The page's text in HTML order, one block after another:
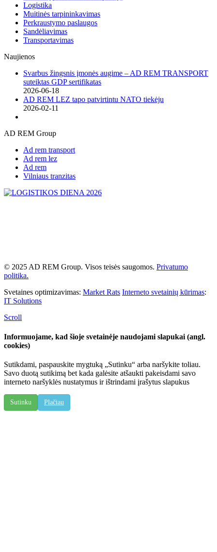
Logistika
Muitinės tarpininkavimas
Perkraustymo paslaugos
Sandėliavimas
Transportavimas
Naujienos
Svarbus žingsnis įmonės augime – AD REM TRANSPORT
suteiktas GDP sertifikatas
2026-06-18
AD REM LEZ tapo patvirtintu NATO tiekėju
2026-02-11
AD REM Group
Ad rem transport
Ad rem lez
Ad rem
Vilniaus tranzitas
© 2025 AD REM Group. Visos teisės saugomos. Privatumo
politika.
Svetaines optimizavimas: Market Rats Interneto svetainių kūrimas:
IT Solutions
Scroll
Informuojame, kad šioje svetainėje naudojami slapukai (angl.
cookies)
Sutikdami, paspauskite mygtuką „Sutinku“ arba naršykite toliau.
Savo duotą sutikimą bet kada galėsite atšaukti pakeisdami savo
interneto naršyklės nustatymus ir ištrindami įrašytus slapukus
Sutinku Plačiau